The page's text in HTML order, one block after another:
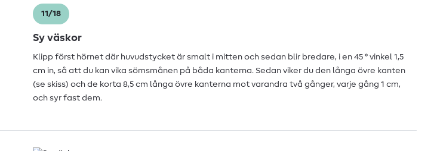
11/18
Sy väskor
Klipp först hörnet där huvudstycket är smalt i mitten och sedan blir bredare, i en 45 ° vinkel 1,5
cm in, så att du kan vika sömsmånen på båda kanterna. Sedan viker du den långa övre kanten
(se skiss) och de korta 8,5 cm långa övre kanterna mot varandra två gånger, varje gång 1 cm,
och syr fast dem.